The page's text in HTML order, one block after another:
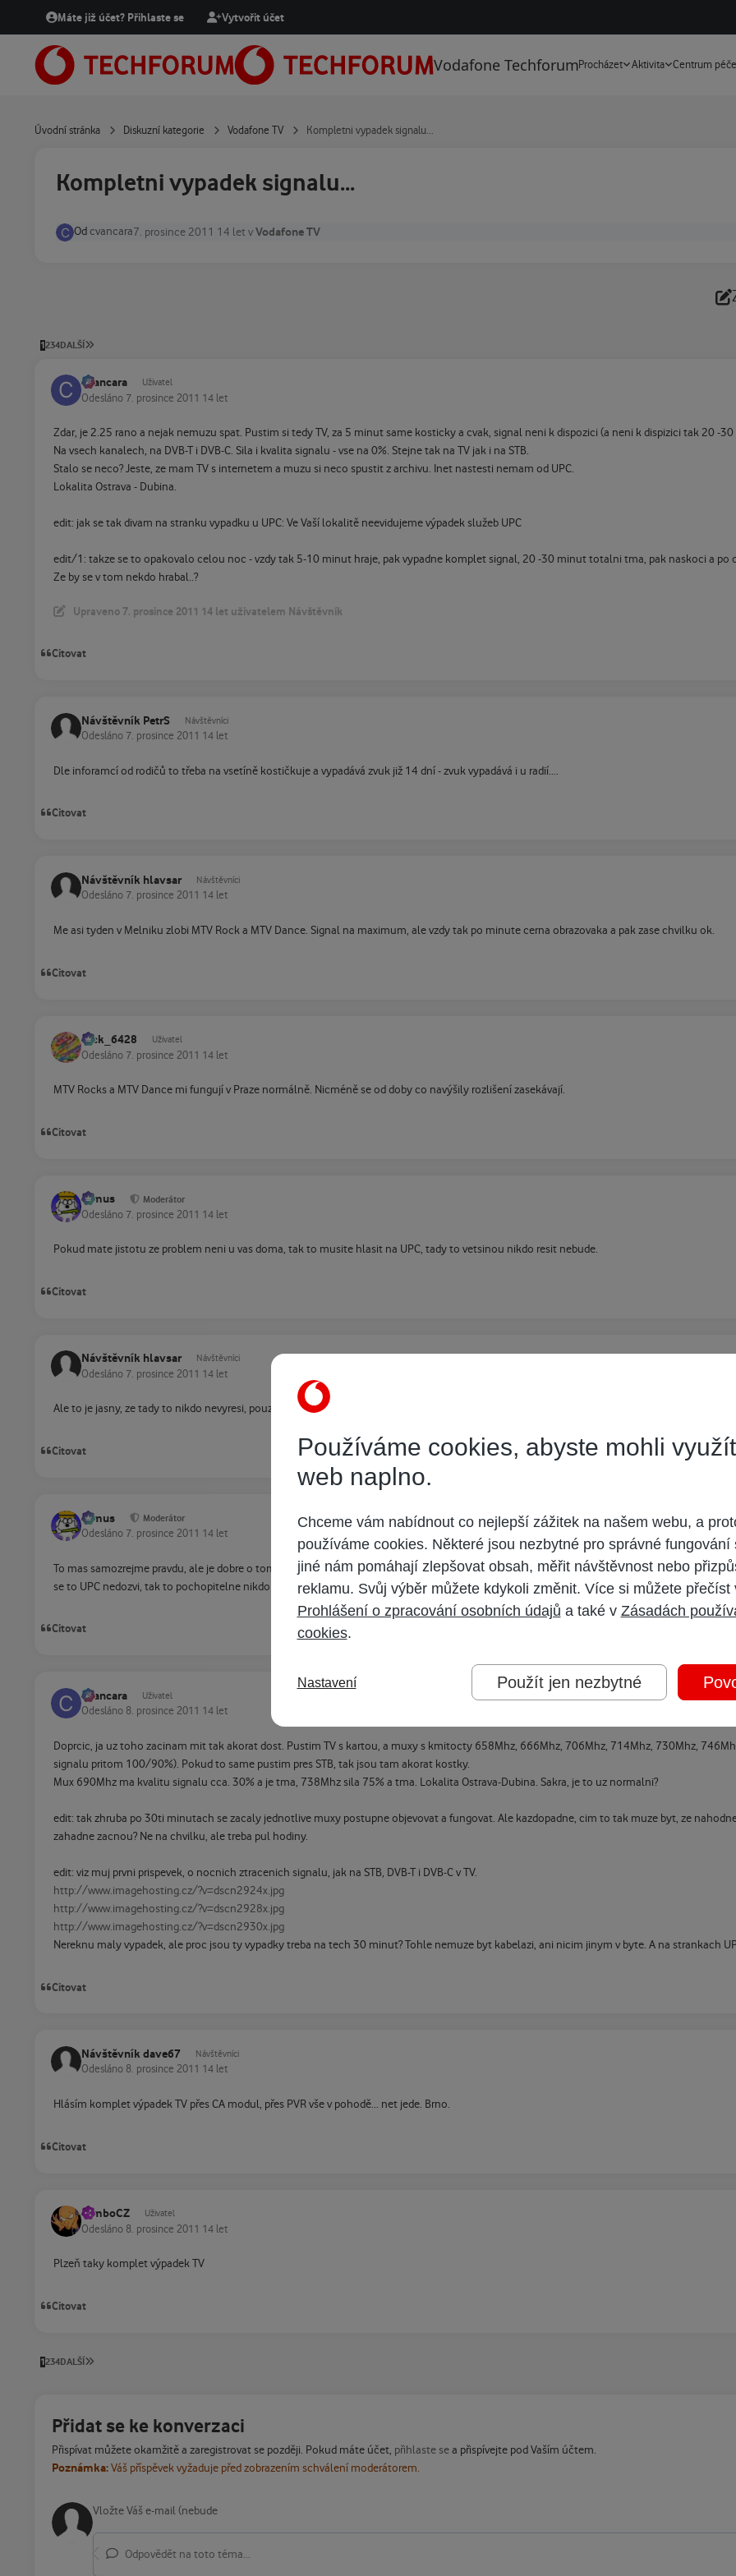
Přejít na obsah
Máte již účet? Přihlaste se Vytvořit účet
Vodafone TechforumProcházet Aktivita Centrum péče
Úvodní stránka Diskuzní kategorie Vodafone TV Kompletni vypadek signalu...
Kompletni vypadek signalu...
Od cvancara7. prosince 2011 14 let vVodafone TV
1234DALŠÍ
cvancara Uživatel
Odesláno 7. prosince 2011 14 let
Zdar, je 2.25 rano a nejak nemuzu spat. Pustim si tedy TV, za 5 minut same kosticky a cvak, signal neni k dispozici (a neni k dispizici tak 20 -
Na vsech kanalech, na DVB-T i DVB-C. Sila i kvalita signalu - vse na 0%. Stejne tak na TV jak i na STB.
Stalo se neco? Jeste, ze mam TV s internetem a muzu si neco spustit z archivu. Inet nastesti nemam od UPC.
Lokalita Ostrava - Dubina.
edit: jak se tak divam na stranku vypadku u UPC: Ve Vaší lokalitě neevidujeme výpadek služeb UPC
edit/1: takze se to opakovalo celou noc - vzdy tak 5-10 minut hraje, pak vypadne komplet signal, 20 -30 minut totalni tma, pak naskoci a po
Ze by se v tom nekdo hrabal..?
Upraveno 7. prosince 2011 14 let uživatelem Návštěvník
Citovat
Návštěvník PetrS Návštěvníci
Odesláno 7. prosince 2011 14 let
Dle inforamcí od rodičů to třeba na vsetíně kostičkuje a vypadává zvuk již 14 dní - zvuk vypadává i u radií....
Citovat
Návštěvník hlavsar Návštěvníci
Odesláno 7. prosince 2011 14 let
Me asi tyden v Melniku zlobi MTV Rock a MTV Dance. Signal na maximum, ale vzdy tak po minute cerna obrazovaka a pak zase chvilku ok.
Citovat
Jack_6428 Uživatel
Odesláno 7. prosince 2011 14 let
MTV Rocks a MTV Dance mi fungují v Praze normálně. Nicméně se od doby co navýšily rozlišení zasekávají.
Citovat
tomus Moderátor
Odesláno 7. prosince 2011 14 let
Pokud mate jistotu ze problem neni u vas doma, tak to musite hlasit na UPC, tady to vetsinou nikdo resit nebude.
Citovat
Návštěvník hlavsar Návštěvníci
Odesláno 7. prosince 2011 14 let
Ale to je jasny, ze tady to nikdo nevyresi, pouze informuji ostatni cleny fora o problemu...Ono nekdy je lepsi hodit otazku do fora, nez dostat
Citovat
tomus Moderátor
Odesláno 7. prosince 2011 14 let
To mas samozrejme pravdu, ale je dobre o tom aspon informovat UPC, protoze se casto stava, ze na na siti UPC je nejaky problem, ale nikdo
se to UPC nedozvi, tak to pochopitelne nikdo resit nebude.
Citovat
cvancara Uživatel
Odesláno 8. prosince 2011 14 let
Doprcic, ja uz toho zacinam mit tak akorat dost. Pustim TV s kartou, a muxy s kmitocty 658Mhz, 666Mhz, 706Mhz, 714Mhz, 730Mhz,
signalu pritom 100/90%). Pokud to same pustim pres STB, tak jsou tam akorat kostky.
Mux 690Mhz ma kvalitu signalu cca. 30% a je tma, 738Mhz sila 75% a tma. Lokalita Ostrava-Dubina. Sakra, je to uz normalni?
edit: tak zhruba po 30ti minutach se zacaly jednotlive muxy postupne objevovat a fungovat. Ale kazdopadne, cim to tak muze byt, ze
zahadne zacnou? Ne na chvilku, ale treba pul hodiny.
edit: viz muj prvni prispevek, o nocnich ztracenich signalu, jak na STB, DVB-T i DVB-C v TV.
http://www.imagehosting.cz/?v=dscn2924x.jpg
http://www.imagehosting.cz/?v=dscn2928x.jpg
http://www.imagehosting.cz/?v=dscn2930x.jpg
Nereknu maly vypadek, ale proc jsou ty vypadky treba na tech 30 minut? Tohle nemuze byt kabelazi, ani nicim jinym v byte. A na strankach
Citovat
Návštěvník dave67 Návštěvníci
Odesláno 8. prosince 2011 14 let
Hlásím komplet výpadek TV přes CA modul, přes PVR vše v pohodě... net jede. Brno.
Citovat
BimboCZ Uživatel
Odesláno 8. prosince 2011 14 let
Plzeň taky komplet výpadek TV
Citovat
1234DALŠÍ
Přidat se ke konverzaci
Přispívat můžete okamžitě a zaregistrovat se později. Pokud máte účet, přihlaste sea přispívejte pod Vaším účtem.
Poznámka:Váš příspěvek vyžaduje před zobrazením schválení moderátorem.
Odpovědět na toto téma...
Používáme cookies, abyste mohli
web naplno.
Chceme vám nabídnout co nejlepší zážitek na našem webu, a
používáme cookies. Některé jsou nezbytné pro správné fungování
jiné nám pomáhají zlepšovat obsah, měřit návštěvnost nebo
reklamu. Svůj výběr můžete kdykoli změnit. Více si můžete přečíst
Prohlášení o zpracování osobních údajů a také v Zásadách
cookies.
Použít jen nezbytné
Nastavení